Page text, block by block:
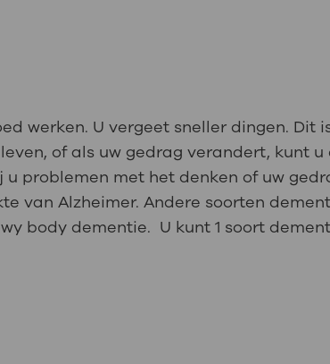
werken. U vergeet sneller dingen. Dit
of als uw gedrag verandert, kunt
problemen met het denken of uw
van Alzheimer. Andere soorten
body dementie. U kunt 1 soort